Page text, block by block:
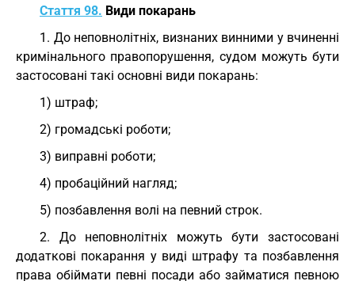
Стаття 98. Види покарань
1. До неповнолітніх, визнаних винними у вчиненні
кримінального правопорушення, судом можуть бути
застосовані такі основні види покарань:
1) штраф;
2) громадські роботи;
3) виправні роботи;
4) пробаційний нагляд;
5) позбавлення волі на певний строк.
2. До неповнолітніх можуть бути застосовані
додаткові покарання у виді штрафу та позбавлення
права обіймати певні посади або займатися певною